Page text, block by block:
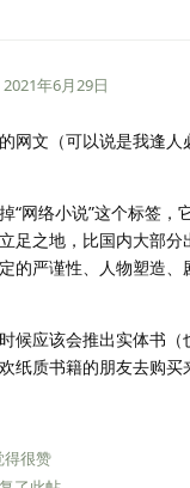
2021年6月29日
网文（可以说是我逢人
“网络小说”这个标签，
足之地，比国内大部分
的严谨性、人物塑造、
候应该会推出实体书（
纸质书籍的朋友去购买
得很赞